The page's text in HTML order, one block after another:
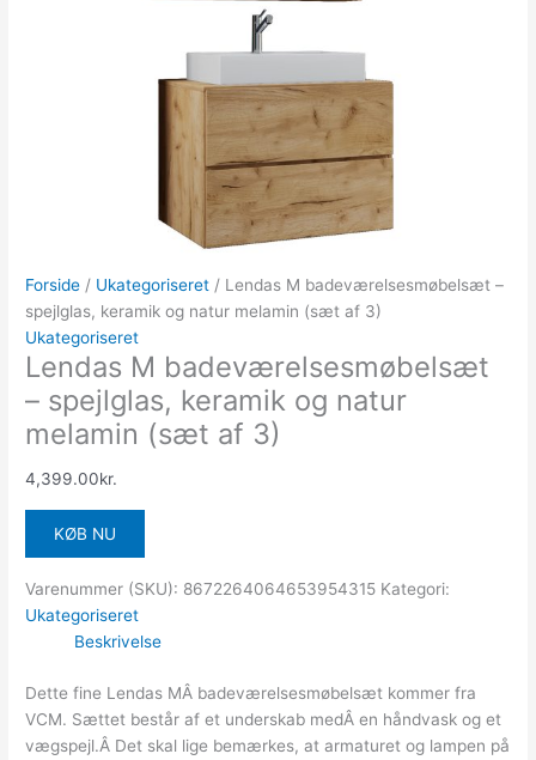
Forside / Ukategoriseret / Lendas M badeværelsesmøbelsæt –
spejlglas, keramik og natur melamin (sæt af 3)
Ukategoriseret
Lendas M badeværelsesmøbelsæt
– spejlglas, keramik og natur
melamin (sæt af 3)
4,399.00kr.
KØB NU
Varenummer (SKU): 8672264064653954315 Kategori:
Ukategoriseret
Beskrivelse
Dette fine Lendas MÂ badeværelsesmøbelsæt kommer fra
VCM. Sættet består af et underskab medÂ en håndvask og et
vægspejl.Â Det skal lige bemærkes, at armaturet og lampen på